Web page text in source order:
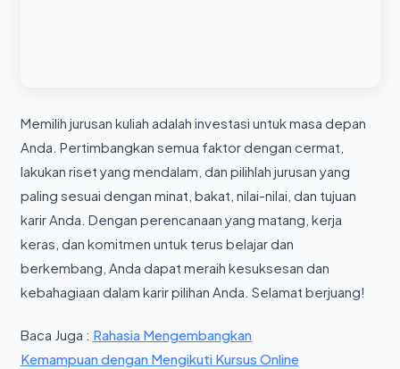
Memilih jurusan kuliah adalah investasi untuk masa depan
Anda. Pertimbangkan semua faktor dengan cermat,
lakukan riset yang mendalam, dan pilihlah jurusan yang
paling sesuai dengan minat, bakat, nilai-nilai, dan tujuan
karir Anda. Dengan perencanaan yang matang, kerja
keras, dan komitmen untuk terus belajar dan
berkembang, Anda dapat meraih kesuksesan dan
kebahagiaan dalam karir pilihan Anda. Selamat berjuang!
Baca Juga : Rahasia Mengembangkan
Kemampuan dengan Mengikuti Kursus Online